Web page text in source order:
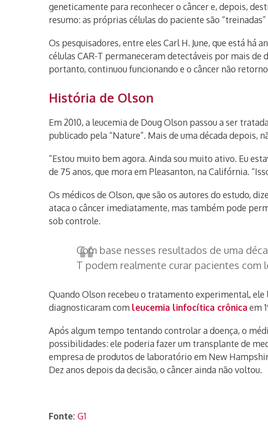
geneticamente para reconhecer o câncer e, depois,
resumo: as próprias células do paciente são
Os pesquisadores, entre eles Carl H. June, que está há
células CAR-T permaneceram detectáveis ​​por mais de
portanto, continuou funcionando e o câncer não
História de Olson
Em 2010, a leucemia de Doug Olson passou a ser
publicado pela “Nature”. Mais de uma década depois,
“Estou muito bem agora. Ainda sou muito ativo. Eu
de 75 anos, que mora em Pleasanton, na Califórnia.
Os médicos de Olson, que são os autores do estudo,
ataca o câncer imediatamente, mas também pode
sob controle.
Com base nesses resultados de uma
T podem realmente curar pacientes com
Quando Olson recebeu o tratamento experimental, ele
diagnosticaram com leucemia linfocítica crônica em
Após algum tempo tentando controlar a doença, o
possibilidades: ele poderia fazer um transplante de
empresa de produtos de laboratório em New
Dez anos depois da decisão, o câncer ainda não voltou.
Fonte: G1